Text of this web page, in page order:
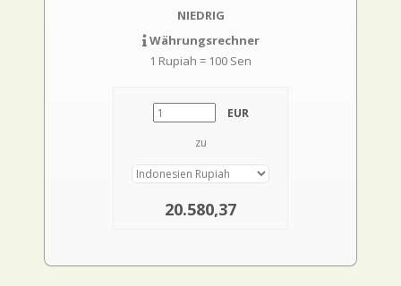
NIEDRIG
Währungsrechner
1 Rupiah = 100 Sen
EUR
zu
20.580,37